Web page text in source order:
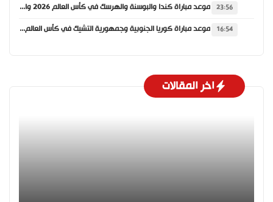
23:56 موعد مباراة كندا والبوسنة والهرسك في كأس العالم 2026 والقنوات الناقلة
16:54 موعد مباراة كوريا الجنوبية وجمهورية التشيك في كأس العالم 2026 والقنوات الناقلة
اخر المقالات